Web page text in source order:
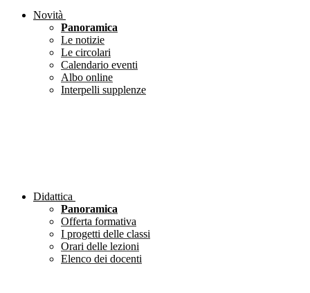
Novità
Panoramica
Le notizie
Le circolari
Calendario eventi
Albo online
Interpelli supplenze
Didattica
Panoramica
Offerta formativa
I progetti delle classi
Orari delle lezioni
Elenco dei docenti